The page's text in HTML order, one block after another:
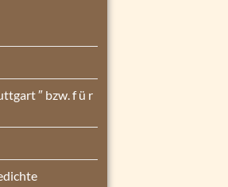
″ bzw. f ü r